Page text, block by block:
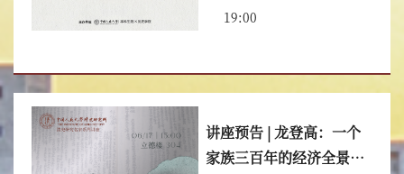
19:00
讲座预告 | 龙登高：一个
家族三百年的经济全景